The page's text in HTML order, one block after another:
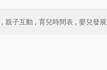
, 親子互動 , 育兒時間表 , 嬰兒發展